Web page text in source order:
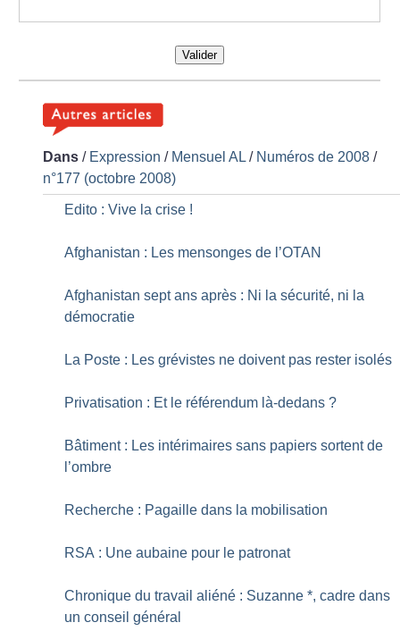
Valider
Dans / Expression / Mensuel AL / Numéros de 2008 /
n°177 (octobre 2008)
Edito : Vive la crise !
Afghanistan : Les mensonges de l’OTAN
Afghanistan sept ans après : Ni la sécurité, ni la
démocratie
La Poste : Les grévistes ne doivent pas rester isolés
Privatisation : Et le référendum là-dedans ?
Bâtiment : Les intérimaires sans papiers sortent de
l’ombre
Recherche : Pagaille dans la mobilisation
RSA : Une aubaine pour le patronat
Chronique du travail aliéné : Suzanne *, cadre dans
un conseil général